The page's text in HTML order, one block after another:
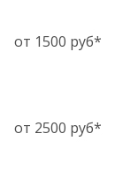
от 1500 руб*
от 2500 руб*